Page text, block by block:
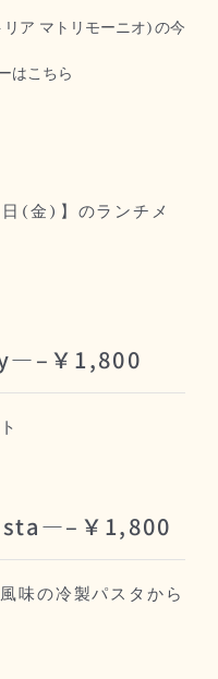
マトリモーニオ)の今
はこちら
日(金)】のランチメ
—– ￥1,800
￥1,800
味の冷製パスタから